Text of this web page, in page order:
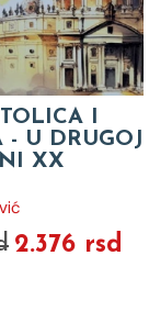
I
- U DRUGOJ
XX
2.376 rsd